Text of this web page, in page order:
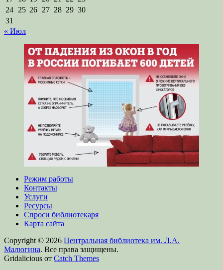
24 25 26 27 28 29 30
31
« Июл
Режим работы
Контакты
Услуги
Ресурсы
Спроси библиотекаря
Карта сайта
Copyright © 2026 Центральная библиотека им. Л.А.
Малюгина. Все права защищены.
Gridalicious от Catch Themes